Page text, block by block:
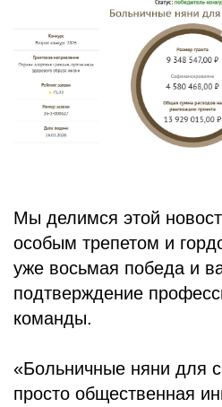
БЛОГ
Мы делимся этой
особым трепетом и
уже восьмая победа и
подтверждение
команды.
«Больничные няни для
просто общественная